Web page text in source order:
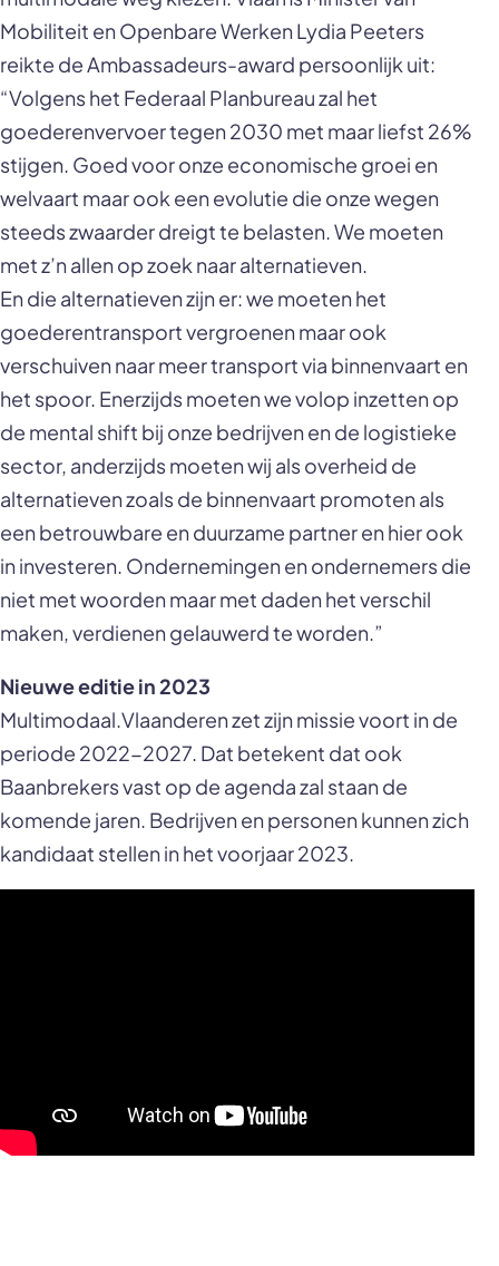
Mobiliteit en Openbare Werken Lydia Peeters
reikte de Ambassadeurs-award persoonlijk uit:
“Volgens het Federaal Planbureau zal het
goederenvervoer tegen 2030 met maar liefst 26%
stijgen. Goed voor onze economische groei en
welvaart maar ook een evolutie die onze wegen
steeds zwaarder dreigt te belasten. We moeten
met z’n allen op zoek naar alternatieven.
En die alternatieven zijn er: we moeten het
goederentransport vergroenen maar ook
verschuiven naar meer transport via binnenvaart en
het spoor. Enerzijds moeten we volop inzetten op
de mental shift bij onze bedrijven en de logistieke
sector, anderzijds moeten wij als overheid de
alternatieven zoals de binnenvaart promoten als
een betrouwbare en duurzame partner en hier ook
in investeren. Ondernemingen en ondernemers die
niet met woorden maar met daden het verschil
maken, verdienen gelauwerd te worden.”
Nieuwe editie in 2023
Multimodaal.Vlaanderen zet zijn missie voort in de
periode 2022-2027. Dat betekent dat ook
Baanbrekers vast op de agenda zal staan de
komende jaren. Bedrijven en personen kunnen zich
kandidaat stellen in het voorjaar 2023.